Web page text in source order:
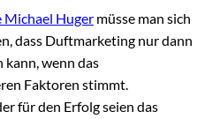
Michael Huger müsse man sich
dass Duftmarketing nur dann
wenn das
Faktoren stimmt.
für den Erfolg seien das